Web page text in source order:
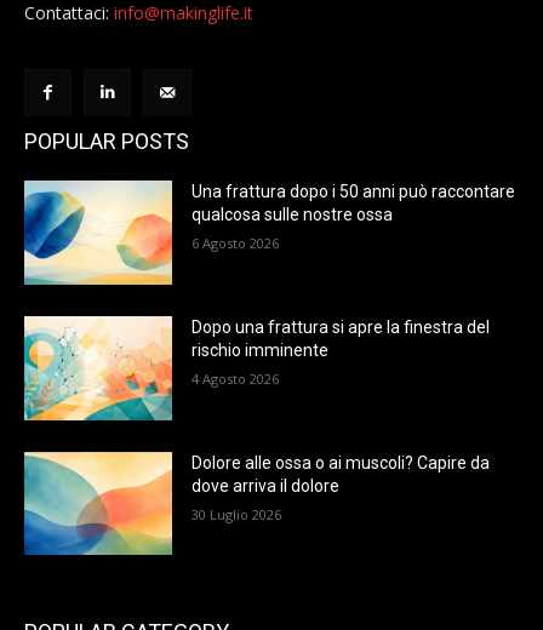
Contattaci: info@makinglife.it
POPULAR POSTS
Una frattura dopo i 50 anni può raccontare
qualcosa sulle nostre ossa
6 Agosto 2026
Dopo una frattura si apre la finestra del
rischio imminente
4 Agosto 2026
Dolore alle ossa o ai muscoli? Capire da
dove arriva il dolore
30 Luglio 2026